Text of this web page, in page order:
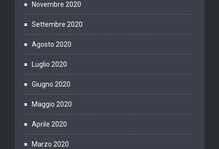
Novembre 2020
Settembre 2020
Agosto 2020
Luglio 2020
Giugno 2020
Maggio 2020
Aprile 2020
Marzo 2020